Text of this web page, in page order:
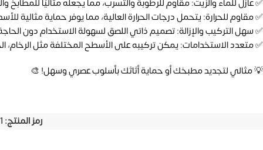
✅ عازل للماء والزيت: مقاوم للرطوبة والتسرب، مما يجعله مثاليًا للمطابخ
✅ مقاوم للحرارة: يتحمل درجات الحرارة العالية، مما يوفر حماية مثالية
✅ سهل التركيب والإزالة: تصميم ذاتي اللصق لسهولة الاستخدام دون
✅ متعدد الاستخدامات: يمكن تركيبه على الأسطح المختلفة مثل الرخام،
💡 مثالي لتجديد مطبخك أو حماية أثاثك بأسلوب عصري وسهل! 🎨
رمز المنتج: